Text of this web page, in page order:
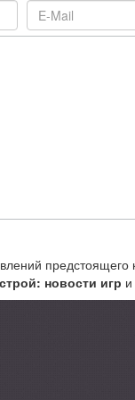
новости игр